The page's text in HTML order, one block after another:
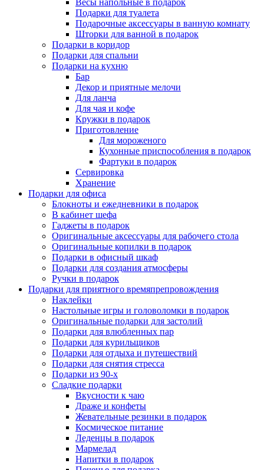
Весы напольные в подарок
Подарки для туалета
Подарочные аксессуары в ванную комнату
Шторки для ванной в подарок
Подарки в коридор
Подарки для спальни
Подарки на кухню
Бар
Декор и приятные мелочи
Для ланча
Для чая и кофе
Кружки в подарок
Приготовление
Для мороженого
Кухонные приспособления в подарок
Фартуки в подарок
Сервировка
Хранение
Подарки для офиса
Блокноты и ежедневники в подарок
В кабинет шефа
Гаджеты в подарок
Оригинальные аксессуары для рабочего стола
Оригинальные копилки в подарок
Подарки в офисный шкаф
Подарки для создания атмосферы
Ручки в подарок
Подарки для приятного времяпрепровождения
Наклейки
Настольные игры и головоломки в подарок
Оригинальные подарки для застолий
Подарки для влюбленных пар
Подарки для курильщиков
Подарки для отдыха и путешествий
Подарки для снятия стресса
Подарки из 90-х
Сладкие подарки
Вкусности к чаю
Драже и конфеты
Жевательные резинки в подарок
Космическое питание
Леденцы в подарок
Мармелад
Напитки в подарок